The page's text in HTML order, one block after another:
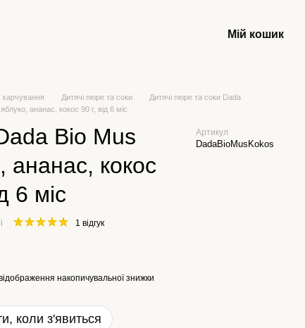
Мій кошик
харчування Дитячі пюре та соки
Дитячі пюре та соки Dada
ананас, кокос 90 г, від 6 міс
Bio Mus
ананас, кокос
6 міс
Артикул
DadaBioMusKokos
1 відгук
накопичувальної знижки
коли з'явиться